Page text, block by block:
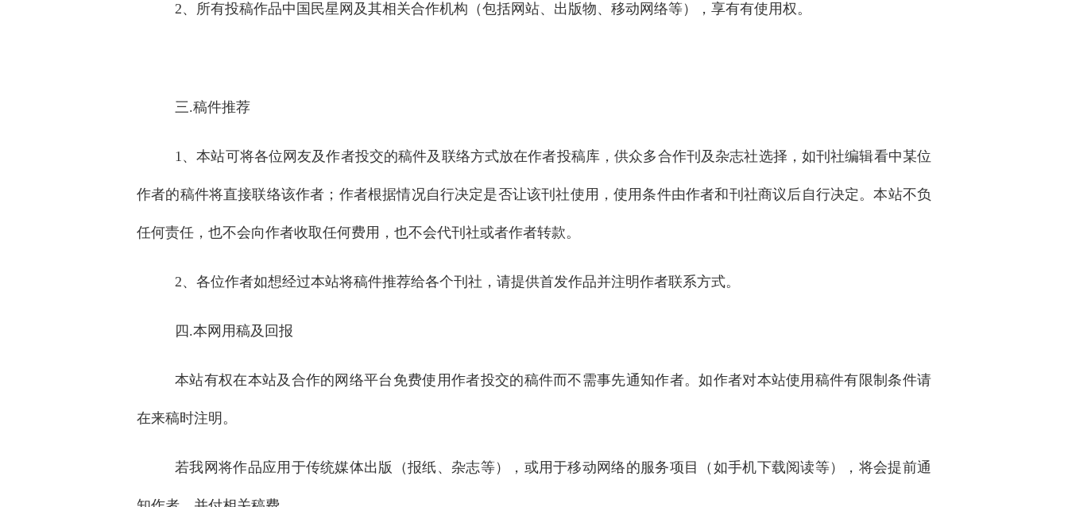
2、所有投稿作品中国民星网及其相关合作机构（包括网站、出版物、移动网络等），享有有使用权。
三.稿件推荐
1、本站可将各位网友及作者投交的稿件及联络方式放在作者投稿库，供众多合作刊及杂志社选择，如刊社编辑看中某位
作者的稿件将直接联络该作者；作者根据情况自行决定是否让该刊社使用，使用条件由作者和刊社商议后自行决定。本站不负
任何责任，也不会向作者收取任何费用，也不会代刊社或者作者转款。
2、各位作者如想经过本站将稿件推荐给各个刊社，请提供首发作品并注明作者联系方式。
四.本网用稿及回报
本站有权在本站及合作的网络平台免费使用作者投交的稿件而不需事先通知作者。如作者对本站使用稿件有限制条件请
在来稿时注明。
若我网将作品应用于传统媒体出版（报纸、杂志等），或用于移动网络的服务项目（如手机下载阅读等），将会提前通